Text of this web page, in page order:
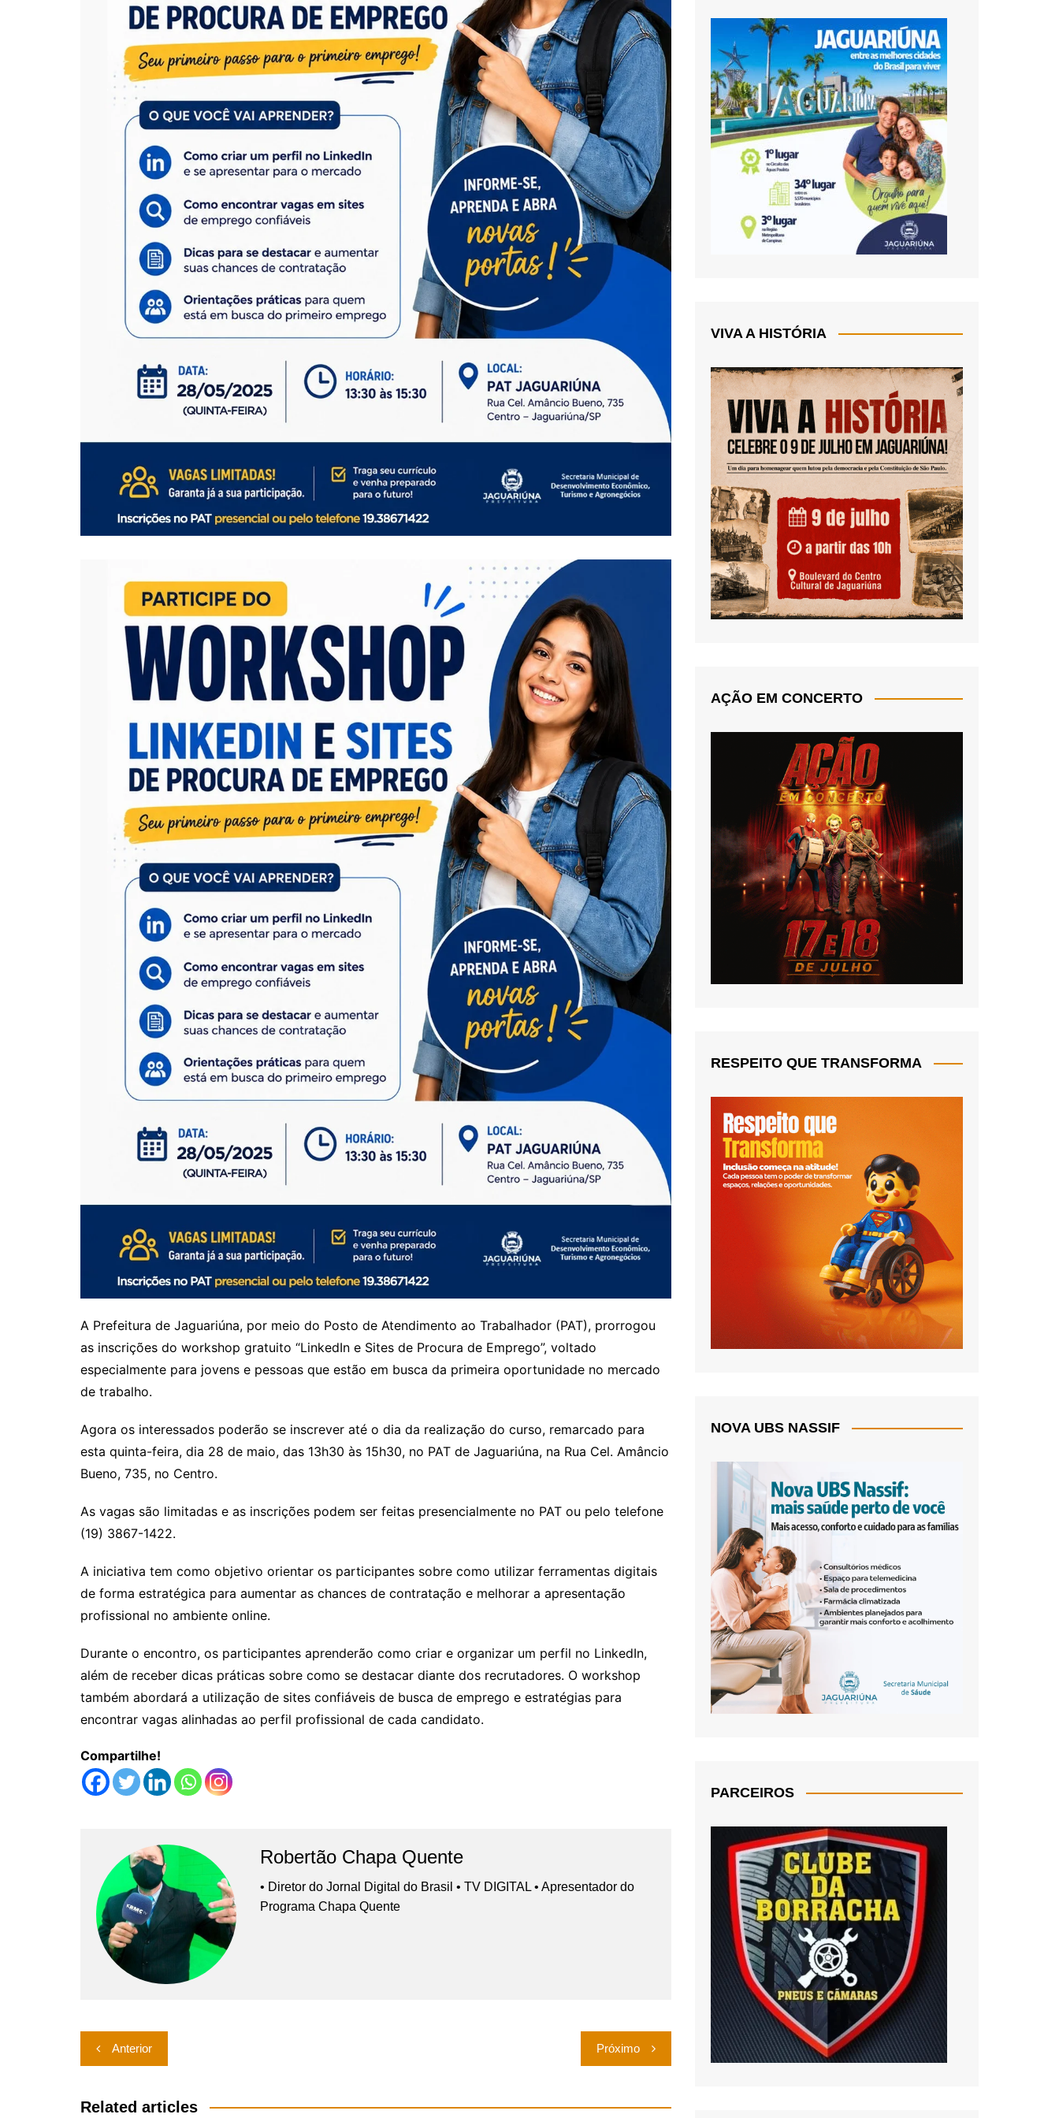
A Prefeitura de Jaguariúna, por meio do Posto de Atendimento ao Trabalhador (PAT), prorrogou
as inscrições do workshop gratuito “LinkedIn e Sites de Procura de Emprego”, voltado
especialmente para jovens e pessoas que estão em busca da primeira oportunidade no mercado
de trabalho.
Agora os interessados poderão se inscrever até o dia da realização do curso, remarcado para
esta quinta-feira, dia 28 de maio, das 13h30 às 15h30, no PAT de Jaguariúna, na Rua Cel. Amâncio
Bueno, 735, no Centro.
As vagas são limitadas e as inscrições podem ser feitas presencialmente no PAT ou pelo telefone
(19) 3867-1422.
A iniciativa tem como objetivo orientar os participantes sobre como utilizar ferramentas digitais
de forma estratégica para aumentar as chances de contratação e melhorar a apresentação
profissional no ambiente online.
Durante o encontro, os participantes aprenderão como criar e organizar um perfil no LinkedIn,
além de receber dicas práticas sobre como se destacar diante dos recrutadores. O workshop
também abordará a utilização de sites confiáveis de busca de emprego e estratégias para
encontrar vagas alinhadas ao perfil profissional de cada candidato.
Compartilhe!
Robertão Chapa Quente
• Diretor do Jornal Digital do Brasil • TV DIGITAL • Apresentador do
Programa Chapa Quente
Navegação
de
Post
Anterior Próximo
Related articles
VIVA A HISTÓRIA
AÇÃO EM CONCERTO
RESPEITO QUE TRANSFORMA
NOVA UBS NASSIF
PARCEIROS